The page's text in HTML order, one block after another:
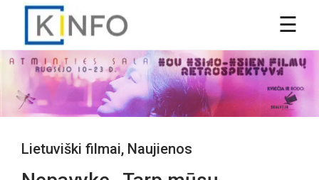
Lietuviški filmai, Naujienos